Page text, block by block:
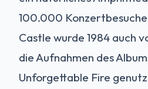
100.000
Castle wurde 1984 auch
die Aufnahmen des
Unforgettable Fire